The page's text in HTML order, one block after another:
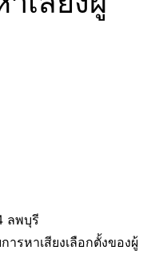
ลพบุรี
รหาเสียงเลือกตั้งของผู้